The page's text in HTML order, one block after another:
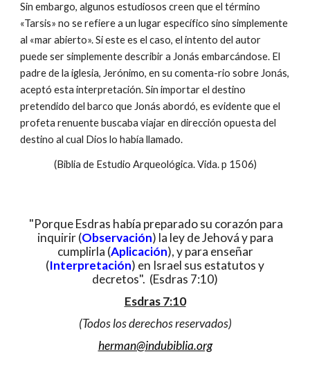
Sin embargo, algunos estudiosos creen que el término
«Tarsis» no se refiere a un lugar específico sino simplemente
al «mar abierto». Si este es el caso, el intento del autor
puede ser simplemente describir a Jonás embarcándose. El
padre de la iglesia, Jerónimo, en su comenta-rio sobre Jonás,
aceptó esta interpretación. Sin importar el destino
pretendido del barco que Jonás abordó, es evidente que el
profeta renuente buscaba viajar en dirección opuesta del
destino al cual Dios lo había llamado.
(Biblia de Estudio Arqueológica. Vida. p 1506)
"Porque Esdras había preparado su corazón para
inquirir (Observación) la ley de Jehová y para
cumplirla (Aplicación), y para enseñar
(Interpretación) en Israel sus estatutos y
decretos". (Esdras 7:10)
Esdras 7:10
(Todos los derechos reservados)
herman@indubiblia.org